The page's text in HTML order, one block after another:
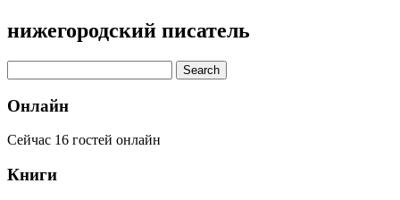
нижегородский писатель
Онлайн
Сейчас 16 гостей онлайн
Книги